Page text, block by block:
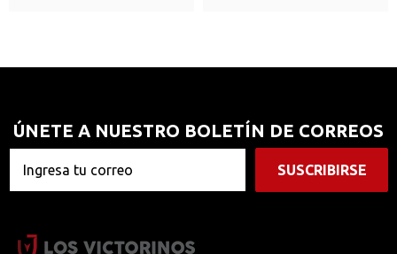
ÚNETE A NUESTRO BOLETÍN DE CORREOS
SUSCRIBIRSE